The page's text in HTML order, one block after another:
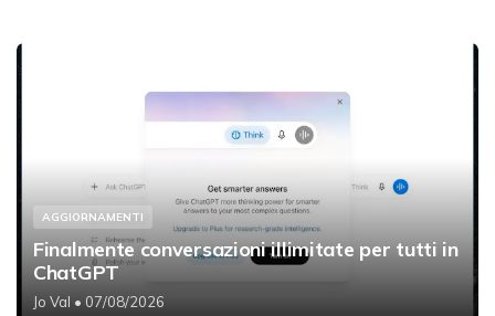
AGGIORNAMENTI
Finalmente conversazioni illimitate per tutti in
ChatGPT
Jo Val • 07/08/2026